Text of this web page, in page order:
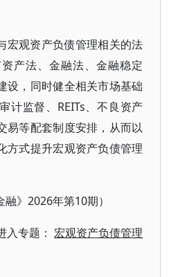
宏观资产负债管理相关的法
产法、金融法、金融稳定
设，同时健全相关市场基础
计监督、REITs、不良资产
易等配套制度安排，从而以
方式提升宏观资产负债管理
融》2026年第10期）
专题：宏观资产负债管理